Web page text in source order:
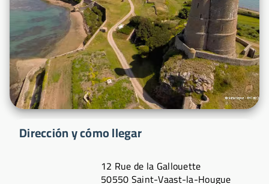
Dirección y cómo llegar
12 Rue de la Gallouette
50550 Saint-Vaast-la-Hougue